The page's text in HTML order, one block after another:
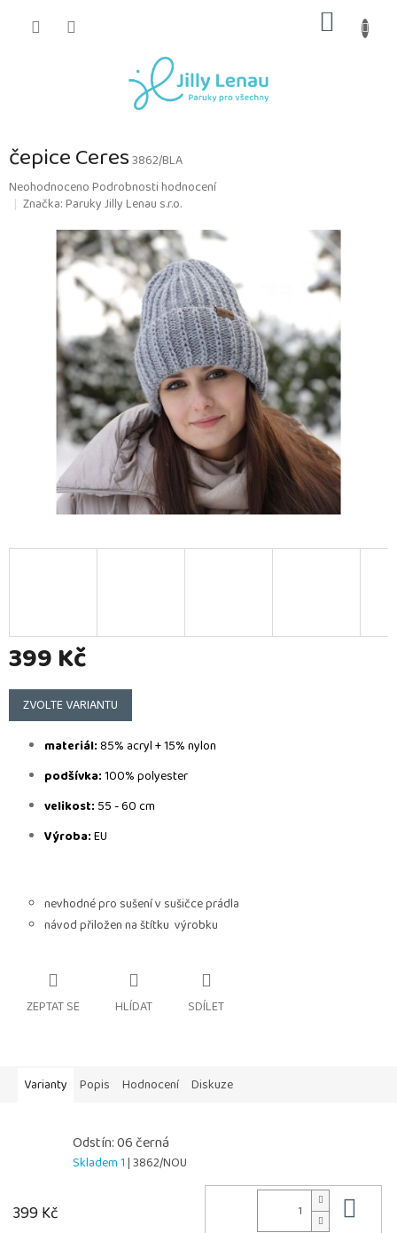
KOŠÍK
čepice Ceres3862/BLA
Průměrné
hodnocení
hvězdiček.
NeohodnocenoPodrobnosti hodnocení
Značka:Paruky Jilly Lenau s.r.o.
399 Kč
Měrná
cena:
ZVOLTE VARIANTU
materiál:85% acryl + 15% nylon
podšívka:100% polyester
velikost: 55 - 60 cm
Výroba:EU
nevhodné pro sušení v sušičce prádla
návod přiložen na štítku výrobku
ZEPTAT SE HLÍDAT SDÍLET
Varianty Popis Hodnocení Diskuze
Odstín: 06 černá
Skladem 1| 3862/NOU
399 Kč